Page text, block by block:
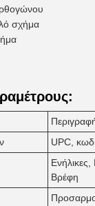
σχήμα
UPC,
Ενήλικες,
Βρέφη